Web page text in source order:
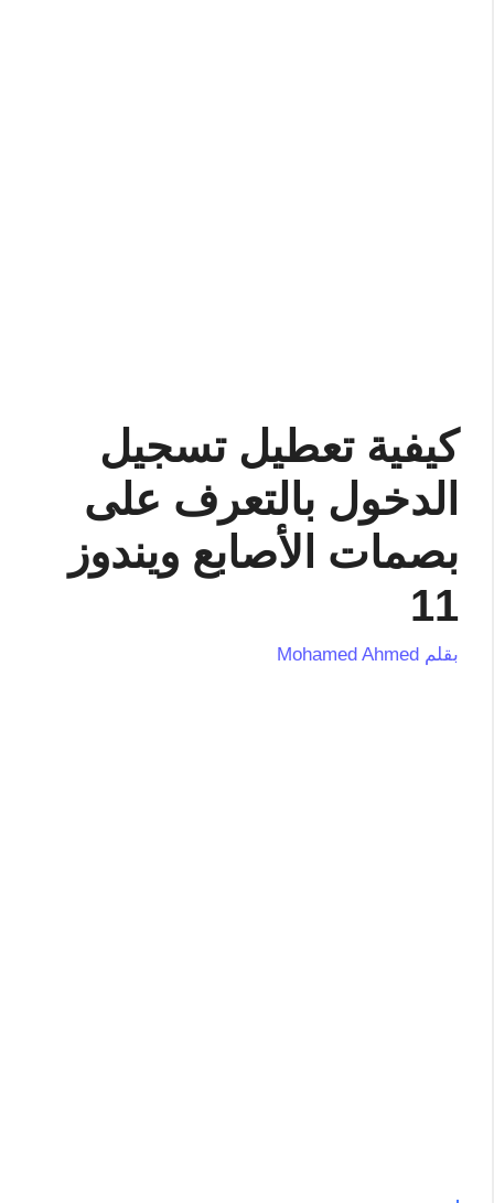
كيفية تعطيل تسجيل
الدخول بالتعرف على
بصمات الأصابع ويندوز
11
بقلم Mohamed Ahmed